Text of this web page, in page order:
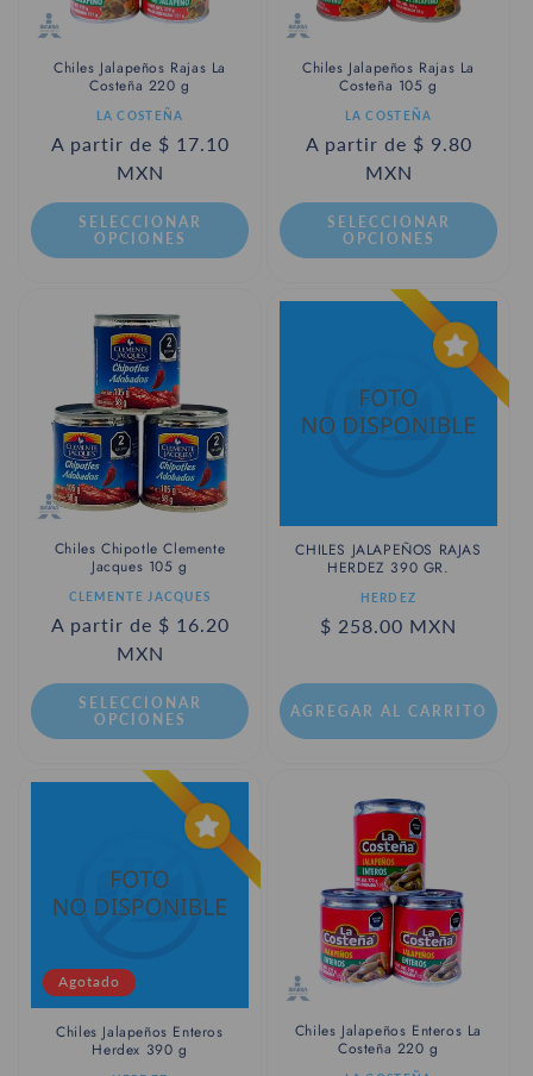
n
:Chiles Jalapeños Rajas La
Costeña 220 g
Proveedor:LA COSTEÑA
Precio
habitual
A partir de $ 17.10
MXN
SELECCIONAR
OPCIONES
Chiles Jalapeños Rajas La
Costeña 105 g
Proveedor:LA COSTEÑA
Precio
habitual
A partir de $ 9.80
MXN
SELECCIONAR
OPCIONES
Chiles Chipotle Clemente
Jacques 105 g
Proveedor:
CLEMENTE JACQUES
Precio
habitual
A partir de $ 16.20
MXN
SELECCIONAR
OPCIONES
CHILES JALAPEÑOS RAJAS
HERDEZ 390 GR.
Proveedor:HERDEZ
Precio
$ 258.00 MXN
AGREGAR AL CARRITO
Agotado
Chiles Jalapeños Enteros
Herdex 390 g
Chiles Jalapeños Enteros La
Costeña 220 g